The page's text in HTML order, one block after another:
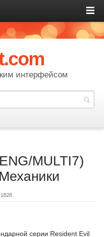
интерфейсом
MULTI7)
1828
серии Resident Evil